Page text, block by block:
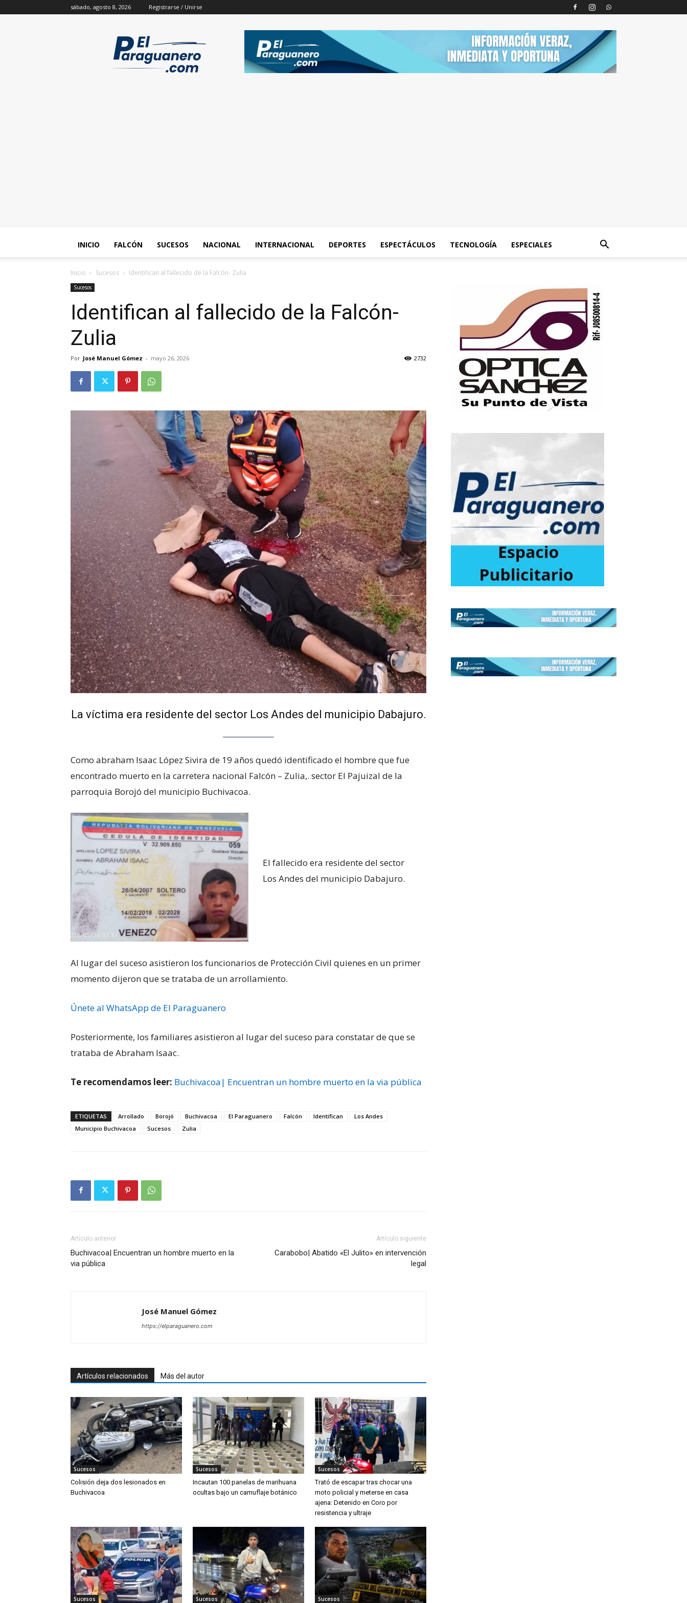
sábado, agosto 8, 2026 Registrarse / Unirse
INICIO FALCÓN SUCESOS NACIONAL INTERNACIONAL DEPORTES ESPECTÁCULOS TECNOLOGÍA ESPECIALES
Inicio Sucesos Identifican al fallecido de la Falcón- Zulia
Sucesos
Identifican al fallecido de la Falcón-
Zulia
Por José Manuel Gómez - mayo 26, 2026 2732
La víctima era residente del sector Los Andes del municipio Dabajuro.
Como abraham Isaac López Sivira de 19 años quedó identificado el hombre que fue
encontrado muerto en la carretera nacional Falcón – Zulia,. sector El Pajuizal de la
parroquia Borojó del municipio Buchivacoa.
El fallecido era residente del sector
Los Andes del municipio Dabajuro.
Al lugar del suceso asistieron los funcionarios de Protección Civil quienes en un primer
momento dijeron que se trataba de un arrollamiento.
Únete al WhatsApp de El Paraguanero
Posteriormente, los familiares asistieron al lugar del suceso para constatar de que se
trataba de Abraham Isaac.
Te recomendamos leer: Buchivacoa| Encuentran un hombre muerto en la via pública
ETIQUETAS Arrollado Borojó Buchivacoa El Paraguanero Falcón Identifican
Los Andes
Municipio Buchivacoa
Sucesos Zulia
Artículo anterior
Buchivacoa| Encuentran un hombre muerto en la
via pública
Artículo siguiente
Carabobo| Abatido «El Julito» en intervención
legal
José Manuel Gómez
https://elparaguanero.com
Artículos relacionados Más del autor
Sucesos
Colisión deja dos lesionados en
Buchivacoa
Sucesos
Incautan 100 panelas de marihuana
ocultas bajo un camuflaje botánico
Sucesos
Trató de escapar tras chocar una
moto policial y meterse en casa
ajena: Detenido en Coro por
resistencia y ultraje
Sucesos Sucesos Sucesos